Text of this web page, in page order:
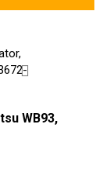
WB93,